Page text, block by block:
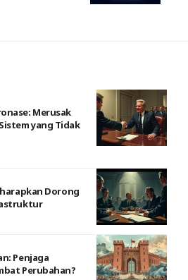
Merusak
yang Tidak
Dorong
Penjaga
Perubahan?